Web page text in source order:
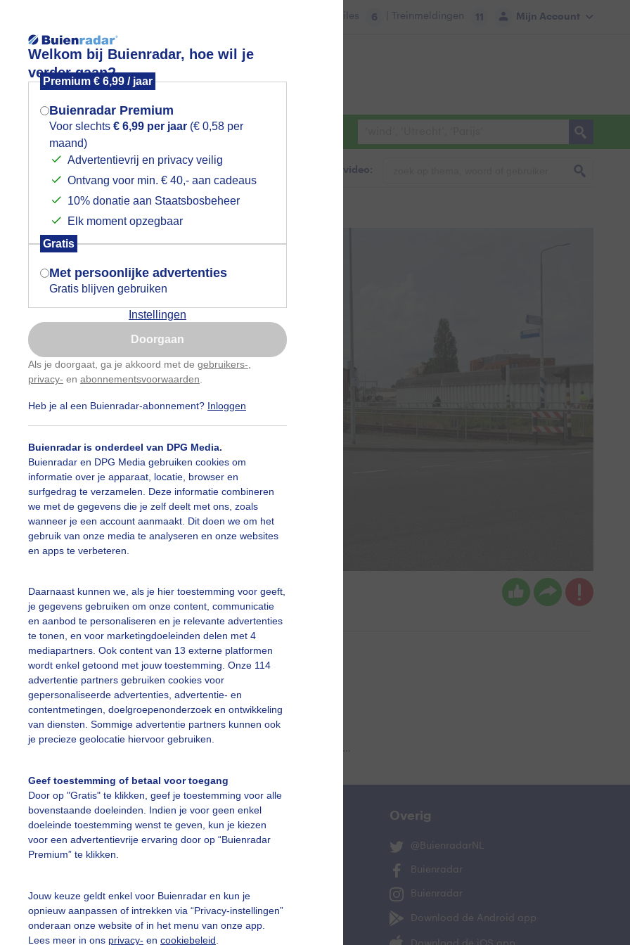
Welkom bij Buienradar, hoe wil je
verder gaan?
Premium € 6,99 / jaar
Buienradar Premium
Voor slechts € 6,99 per jaar (€ 0,58 per
maand)
Advertentievrij en privacy veilig
Ontvang voor min. € 40,- aan cadeaus
10% donatie aan Staatsbosbeheer
Elk moment opzegbaar
Gratis
Met persoonlijke advertenties
Gratis blijven gebruiken
Instellingen
Doorgaan
Als je doorgaat, ga je akkoord met de gebruikers-
privacy- en abonnementsvoorwaarden
Heb je al een Buienradar-abonnement? Inloggen
Buienradar is onderdeel van DPG Media.
Buienradar en DPG Media gebruiken cookies om
informatie over je apparaat, locatie, browser en
surfgedrag te verzamelen. Deze informatie combineren
we met de gegevens die je zelf deelt met ons, zoals
wanneer je een account aanmaakt. Dit doen we om het
gebruik van onze media te analyseren en onze websites
en apps te verbeteren.
Daarnaast kunnen we, als je hier toestemming voor geeft,
je gegevens gebruiken om onze content, communicatie
en aanbod te personaliseren en je relevante advertenties
te tonen, en voor marketingdoeleinden delen met 4
mediapartners. Ook content van 13 externe platformen
wordt enkel getoond met jouw toestemming. Onze 114
advertentie partners gebruiken cookies voor
gepersonaliseerde advertenties, advertentie- en
contentmetingen, doelgroepenonderzoek en ontwikkeling
van diensten. Sommige advertentie partners kunnen ook
je precieze geolocatie hiervoor gebruiken.
Geef toestemming of betaal voor toegang
Door op "Gratis" te klikken, geef je toestemming voor alle
bovenstaande doeleinden. Indien je voor geen enkel
doeleinde toestemming wenst te geven, kun je kiezen
voor een advertentievrije ervaring door op “Buienradar
Premium” te klikken.
Jouw keuze geldt enkel voor Buienradar en kun je
opnieuw aanpassen of intrekken via “Privacy-instellingen”
onderaan onze website of in het menu van onze app.
Lees meer in ons privacy- en cookiebeleid
Mijn Account
Files 6 | Treinmeldingen 11
Foto en video Weerzine
Zoeken in foto & video:
Tonny de Vries Gemaakt: 06-06-2026, 100x bekeken
slideshow
vragen
Mijn weer
De Bilt
Overig
@BuienradarNL
Buienradar
Buienradar
Download de Android app
Mogen we je locatie gebruiken voor
het weer?
Indien je hier nog geen akkoord op hebt
gegeven, verschijnt er zo een pop-up uit
je browser waarin deze toestemming
gevraagd wordt.
Is goed, toon de popup
Nu niet, misschien later
Gebruik je Safari en wil je niet elke dag deze pop-up
Klikhierom dit aan te passen